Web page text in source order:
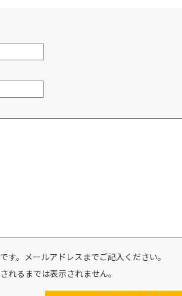
す。メールアドレスまでご記入ください。
れるまでは表示されません。